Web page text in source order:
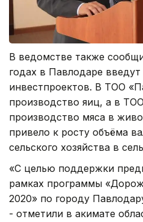
В ведомстве также
годах в Павлодаре
инвестпроектов. В ТОО
производство яиц, а в
производство мяса в
привело к росту объёма
сельского хозяйства в
«С целью поддержки
рамках программы
2020» по городу
- отметили в акимате